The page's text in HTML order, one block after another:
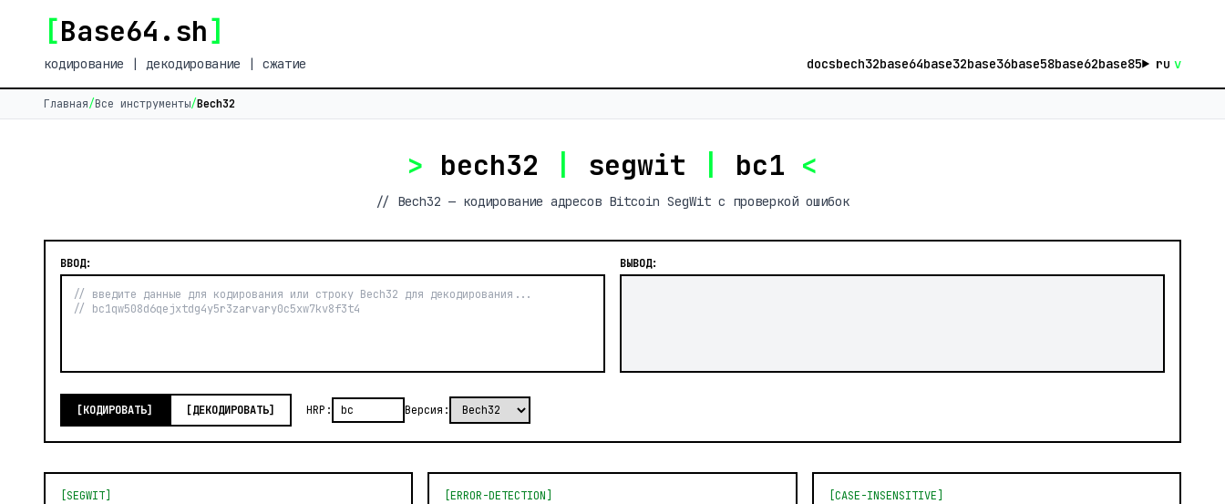
[Base64.sh]
кодирование | декодирование | сжатие docsbech32base64base32base36base58base62base85 ru v
Главная/Все инструменты/Bech32
> bech32 segwit bc1 <
// Bech32 — кодирование адресов Bitcoin SegWit с проверкой ошибок
ВВОД: ВЫВОД:
[КОДИРОВАТЬ] [ДЕКОДИРОВАТЬ] HRP: Версия:
[SEGWIT] [ERROR-DETECTION] [CASE-INSENSITIVE]